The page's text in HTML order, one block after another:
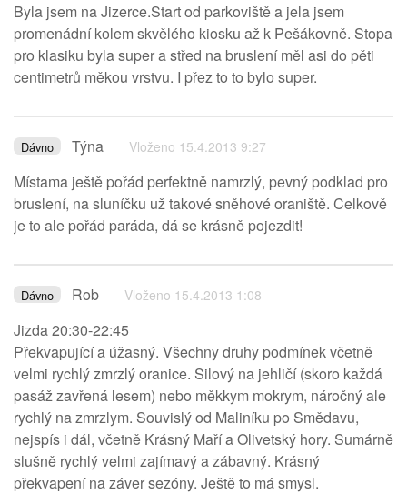
Byla jsem na Jizerce.Start od parkoviště a jela jsem
promenádní kolem skvělého kiosku až k Pešákovně. Stopa
pro klasiku byla super a střed na bruslení měl asi do pěti
centimetrů měkou vrstvu. I přez to to bylo super.
Dávno Týna Vloženo 15.4.2013 9:27
Místama ještě pořád perfektně namrzlý, pevný podklad pro
bruslení, na sluníčku už takové sněhové oraniště. Celkově
je to ale pořád paráda, dá se krásně pojezdit!
Dávno Rob Vloženo 15.4.2013 1:08
Jizda 20:30-22:45
Překvapující a úžasný. Všechny druhy podmínek včetně
velmi rychlý zmrzlý oranice. Silový na jehličí (skoro každá
pasáž zavřená lesem) nebo měkkym mokrym, náročný ale
rychlý na zmrzlym. Souvislý od Maliníku po Smědavu,
nejspís i dál, včetně Krásný Maří a Olivetský hory. Sumárně
slušně rychlý velmi zajímavý a zábavný. Krásný
překvapení na záver sezóny. Ještě to má smysl.